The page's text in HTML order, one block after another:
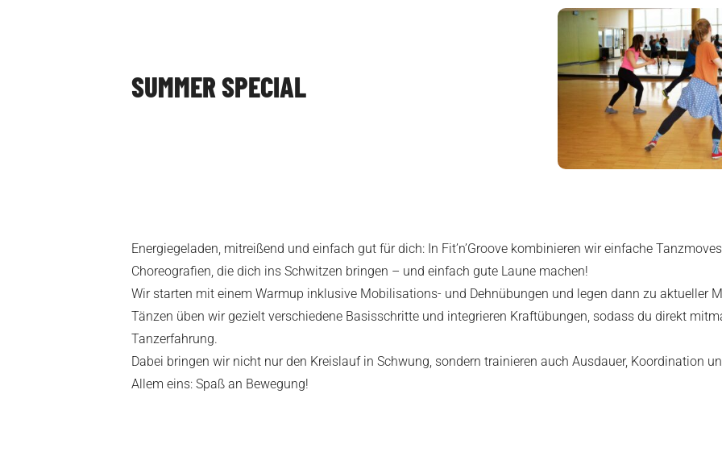
SUMMER SPECIAL
Energiegeladen, mitreißend und einfach gut für dich: In Fit’n’Groove kombinieren wir einfache
Choreografien, die dich ins Schwitzen bringen – und einfach gute Laune machen!
Wir starten mit einem Warmup inklusive Mobilisations- und Dehnübungen und legen dann zu aktueller
Tänzen üben wir gezielt verschiedene Basisschritte und integrieren Kraftübungen, sodass du direkt
Tanzerfahrung.
Dabei bringen wir nicht nur den Kreislauf in Schwung, sondern trainieren auch Ausdauer, Koordination
Allem eins: Spaß an Bewegung!